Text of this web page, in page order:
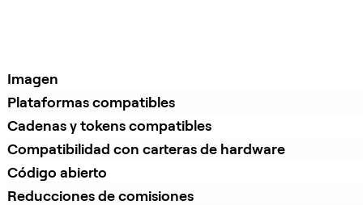
Imagen
Plataformas compatibles
Cadenas y tokens compatibles
Compatibilidad con carteras de hardware
Código abierto
Reducciones de comisiones